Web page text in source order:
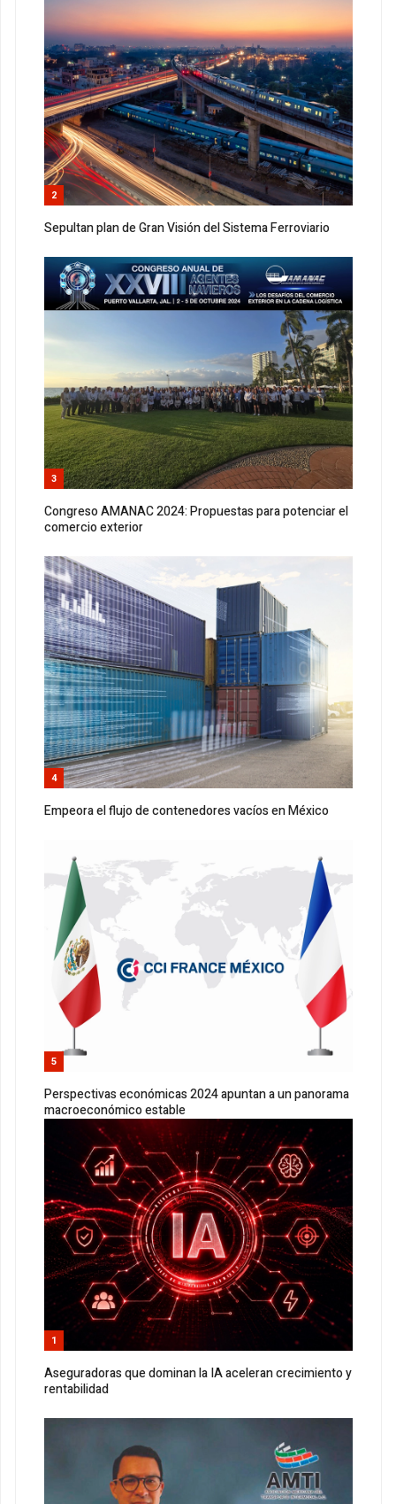
2
Sepultan plan de Gran Visión del Sistema Ferroviario
3
Congreso AMANAC 2024: Propuestas para potenciar el
comercio exterior
4
Empeora el flujo de contenedores vacíos en México
5
Perspectivas económicas 2024 apuntan a un panorama
macroeconómico estable
1
Aseguradoras que dominan la IA aceleran crecimiento y
rentabilidad